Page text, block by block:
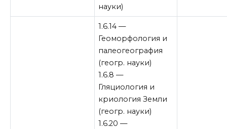
науки)
1.6.14 —
Геоморфология и
палеогеография
(геогр. науки)
1.6.8 —
Гляциология и
криология Земли
(геогр. науки)
1.6.20 —